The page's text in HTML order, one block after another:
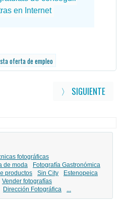
oferta de empleo
〉 SIGUIENTE
fotográficas
de moda
Fotografía Gastronómica
productos Sin City
Estenopeica
Vender fotografías
Dirección Fotográfica ...